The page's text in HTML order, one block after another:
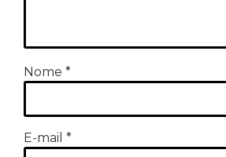
Nome *
E-mail *